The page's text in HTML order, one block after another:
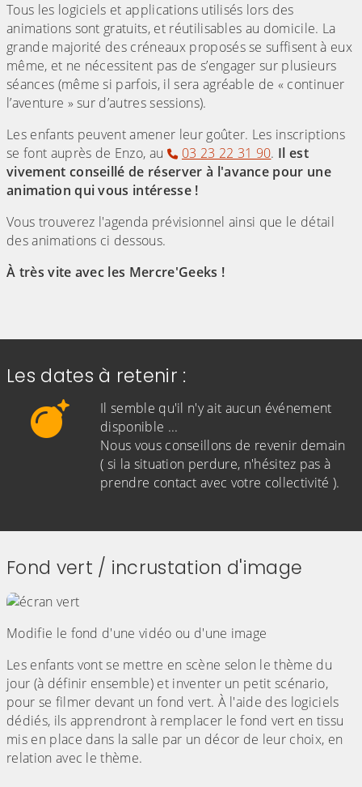
Tous les logiciels et applications utilisés lors des
animations sont gratuits, et réutilisables au domicile. La
grande majorité des créneaux proposés se suffisent à eux
même, et ne nécessitent pas de s’engager sur plusieurs
séances (même si parfois, il sera agréable de « continuer
l’aventure » sur d’autres sessions).
Les enfants peuvent amener leur goûter. Les inscriptions
se font auprès de Enzo, au
03 23 22 31 90. Il est
vivement conseillé de réserver à l'avance pour une
animation qui vous intéresse !
Vous trouverez l'agenda prévisionnel ainsi que le détail
des animations ci dessous.
À très vite avec les Mercre'Geeks !
Les dates à retenir :
Il semble qu'il n'y ait aucun événement
disponible ...
Nous vous conseillons de revenir demain
( si la situation perdure, n'hésitez pas à
prendre contact avec votre collectivité ).
Fond vert / incrustation d'image
Modifie le fond d'une vidéo ou d'une image
Les enfants vont se mettre en scène selon le thème du
jour (à définir ensemble) et inventer un petit scénario,
pour se filmer devant un fond vert. À l'aide des logiciels
dédiés, ils apprendront à remplacer le fond vert en tissu
mis en place dans la salle par un décor de leur choix, en
relation avec le thème.